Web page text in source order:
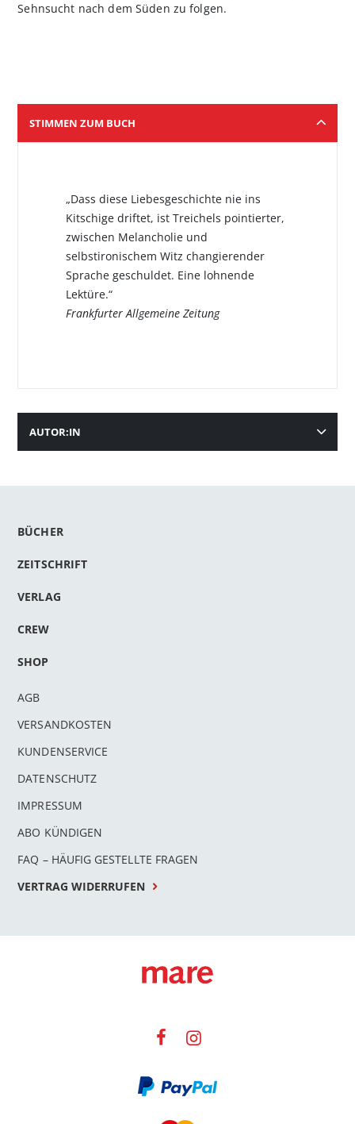
Sehnsucht nach dem Süden zu folgen.
STIMMEN ZUM BUCH
„Dass diese Liebesgeschichte nie ins
Kitschige driftet, ist Treichels pointierter,
zwischen Melancholie und
selbstironischem Witz changierender
Sprache geschuldet. Eine lohnende
Lektüre.“
Frankfurter Allgemeine Zeitung
AUTOR:IN
BÜCHER
ZEITSCHRIFT
VERLAG
CREW
SHOP
AGB
VERSANDKOSTEN
KUNDENSERVICE
DATENSCHUTZ
IMPRESSUM
ABO KÜNDIGEN
FAQ – HÄUFIG GESTELLTE FRAGEN
VERTRAG WIDERRUFEN